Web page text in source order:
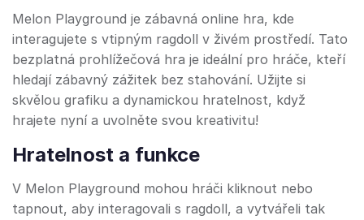
Melon Playground je zábavná online hra, kde
interagujete s vtipným ragdoll v živém prostředí. Tato
bezplatná prohlížečová hra je ideální pro hráče, kteří
hledají zábavný zážitek bez stahování. Užijte si
skvělou grafiku a dynamickou hratelnost, když
hrajete nyní a uvolněte svou kreativitu!
Hratelnost a funkce
V Melon Playground mohou hráči kliknout nebo
tapnout, aby interagovali s ragdoll, a vytvářeli tak